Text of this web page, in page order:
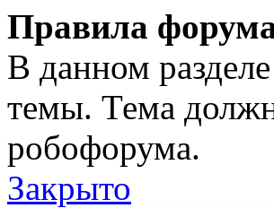
Правила
В данном
темы. Тема
робофорума.
Закрыто